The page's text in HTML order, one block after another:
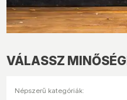
VÁLASSZ
Népszerű kategóriák: